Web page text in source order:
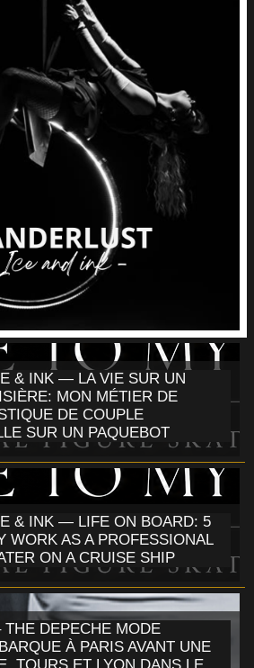
& INK — LA VIE SUR UN
MON MÉTIER DE
DE COUPLE
SUR UN PAQUEBOT
& INK — LIFE ON BOARD: 5
WORK AS A PROFESSIONAL
ON A CRUISE SHIP
THE DEPECHE MODE
À PARIS AVANT UNE
TOURS ET LYON DANS LE